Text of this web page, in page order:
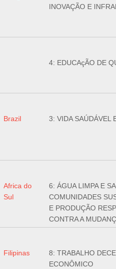
INOVAÇÃO E
4: EDUCAçÃO DE
Brazil 3: VIDA SAÚDÁVEL
Africa do
Sul
6: ÁGUA LIMPA E
COMUNIDADES
E PRODUÇÃO
CONTRA A
Filipinas
8: TRABALHO
ECONÔMICO